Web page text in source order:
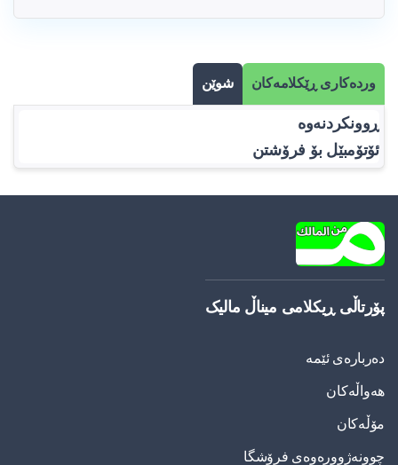
وردەکاری ڕێکلامەکان شوێن
ڕوونکردنەوە
ئۆتۆمبێل بۆ فرۆشتن
پۆرتاڵی ڕیکلامی میناڵ مالیک
دەربارەی ئێمە
هەواڵەکان
مۆڵەکان
چوونەژوورەوەی فرۆشگا